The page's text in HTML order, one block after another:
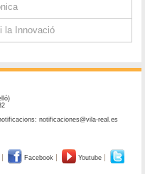
la Innovació
notificaciones@vila-real.es
Facebook Youtube